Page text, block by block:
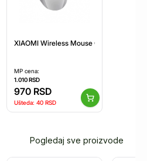
beli (BHR8915GL)
XIAOMI Wireless Mouse Comfort
MP cena:
1.010RSD
970 RSD
Ušteda: 40 RSD
Pogledaj sve proizvode